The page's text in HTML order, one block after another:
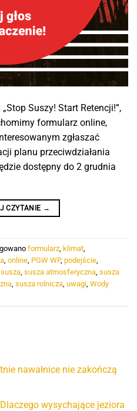
Suszy! Start Retencji!”,
formularz online,
zgłaszać
planu przeciwdziałania
dostępny do 2 grudnia
CZYTANIE →
formularz klimat
online PGW WP, podejście
susza susza atmosferyczna susza
susza rolnicza uwagi Wody
nawałnice nie zakończą
wysychające jeziora